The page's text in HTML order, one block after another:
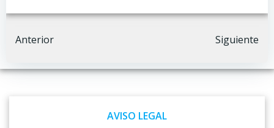
Navegación
por
Anterior
Navegación
por
las
Siguiente
AVISO LEGAL